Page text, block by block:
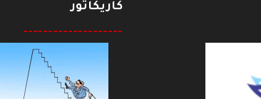
كاريكاتور
--------------------